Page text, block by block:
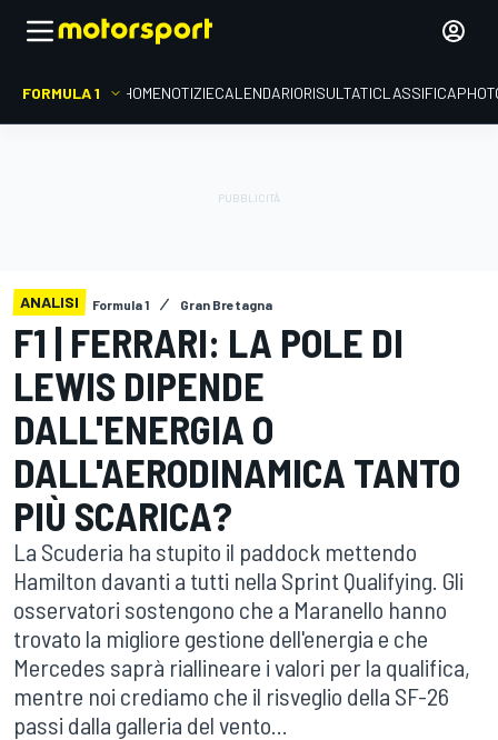
FORMULA 1 HOMENOTIZIECALENDARIORISULTATICLASSIFICA
ANALISI Formula 1 Gran Bretagna
F1 | FERRARI: LA POLE DI
LEWIS DIPENDE
DALL'ENERGIA O
DALL'AERODINAMICA TANTO
PIÙ SCARICA?
La Scuderia ha stupito il paddock mettendo
Hamilton davanti a tutti nella Sprint Qualifying. Gli
osservatori sostengono che a Maranello hanno
trovato la migliore gestione dell'energia e che
Mercedes saprà riallineare i valori per la qualifica,
mentre noi crediamo che il risveglio della SF-26
passi dalla galleria del vento...